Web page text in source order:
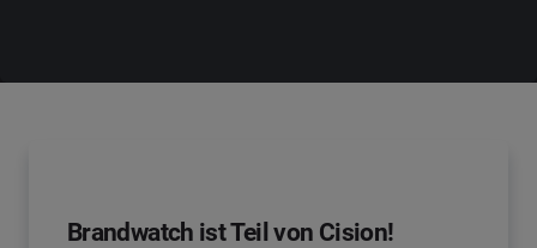
Brandwatch ist Teil von Cision!